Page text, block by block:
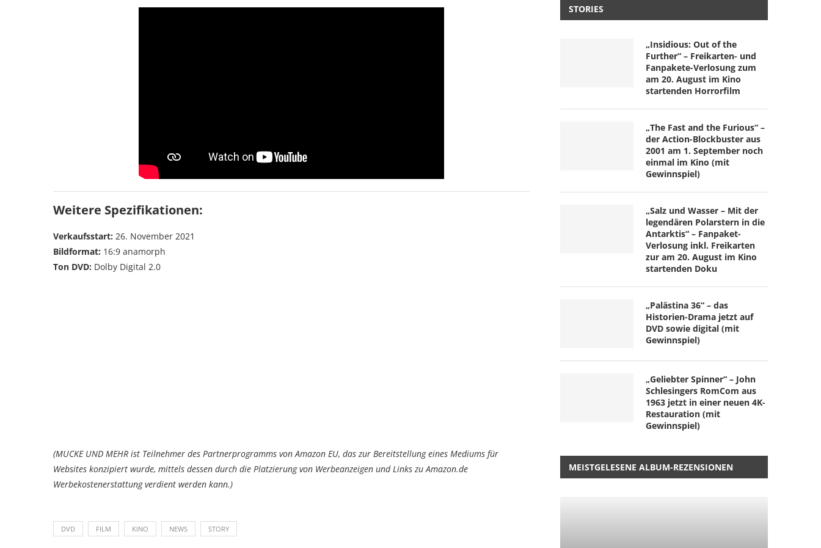
Weitere Spezifikationen:
Verkaufsstart: 26. November 2021
Bildformat: 16:9 anamorph
Ton DVD: Dolby Digital 2.0
(MUCKE UND MEHR ist Teilnehmer des Partnerprogramms von Amazon EU, das zur Bereitstellung eines Mediums für
Websites konzipiert wurde, mittels dessen durch die Platzierung von Werbeanzeigen und Links zu Amazon.de
Werbekostenerstattung verdient werden kann.)
DVD FILM KINO NEWS STORY
STORIES
„Insidious: Out of the
Further“ – Freikarten- und
Fanpakete-Verlosung zum
am 20. August im Kino
startenden Horrorfilm
„The Fast and the Furious“ –
der Action-Blockbuster aus
2001 am 1. September noch
einmal im Kino (mit
Gewinnspiel)
„Salz und Wasser – Mit der
legendären Polarstern in die
Antarktis“ – Fanpaket-
Verlosung inkl. Freikarten
zur am 20. August im Kino
startenden Doku
„Palästina 36“ – das
Historien-Drama jetzt auf
DVD sowie digital (mit
Gewinnspiel)
„Geliebter Spinner“ – John
Schlesingers RomCom aus
1963 jetzt in einer neuen 4K-
Restauration (mit
Gewinnspiel)
MEISTGELESENE ALBUM-REZENSIONEN